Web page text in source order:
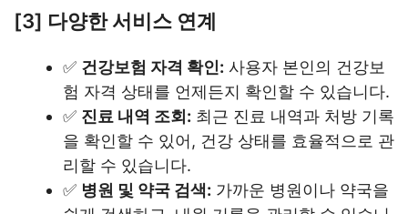
[3] 다양한 서비스 연계
✅ 건강보험 자격 확인: 사용자 본인의 건강보
험 자격 상태를 언제든지 확인할 수 있습니다.
✅ 진료 내역 조회: 최근 진료 내역과 처방 기록
을 확인할 수 있어, 건강 상태를 효율적으로 관
리할 수 있습니다.
✅ 병원 및 약국 검색: 가까운 병원이나 약국을